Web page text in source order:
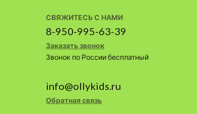
СВЯЖИТЕСЬ С НАМИ
8-950-995-63-39
Заказать звонок
Звонок по России бесплатный
info@ollykids.ru
Обратная связь